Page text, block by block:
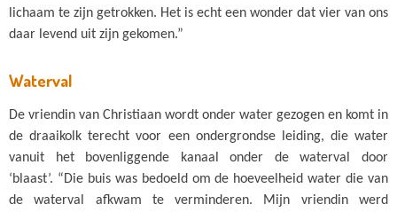
lichaam te zijn getrokken. Het is echt een wonder dat vier van ons
daar levend uit zijn gekomen.”
Waterval
De vriendin van Christiaan wordt onder water gezogen en komt in
de draaikolk terecht voor een ondergrondse leiding, die water
vanuit het bovenliggende kanaal onder de waterval door
‘blaast’. “Die buis was bedoeld om de hoeveelheid water die van
de waterval afkwam te verminderen. Mijn vriendin werd